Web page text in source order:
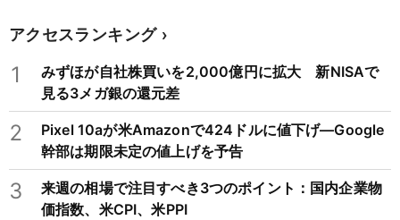
アクセスランキング
1
みずほが自社株買いを2,000億円に拡大 新NISAで
見る3メガ銀の還元差
2
Pixel 10aが米Amazonで424ドルに値下げ―Google
幹部は期限未定の値上げを予告
3
来週の相場で注目すべき3つのポイント：国内企業物
価指数、米CPI、米PPI